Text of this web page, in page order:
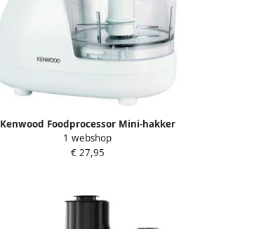
Kenwood Foodprocessor Mini-hakker
CH180A Hakmolen
1 webshop
€ 27,95